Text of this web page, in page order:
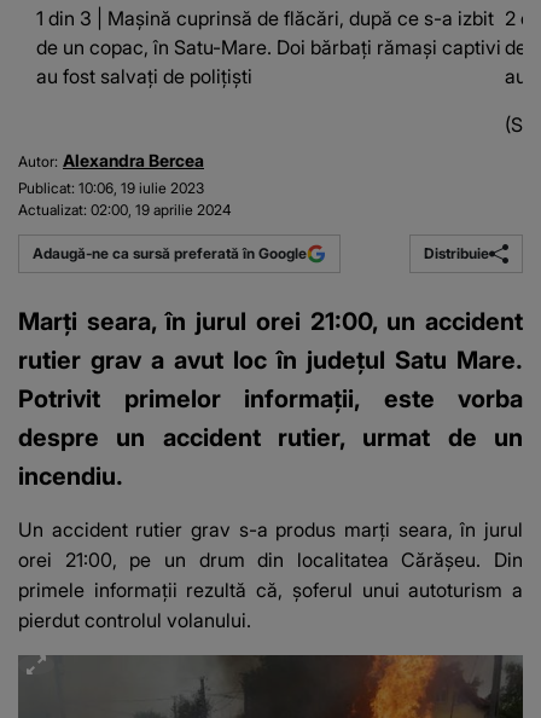
1 din 3 | Mașină cuprinsă de flăcări, după ce s-a izbit
de un copac, în Satu-Mare. Doi bărbați rămași captivi
au fost salvați de polițiști
2
de
au
Autor: Alexandra Bercea
Publicat: 10:06, 19 iulie 2023
Actualizat: 02:00, 19 aprilie 2024
Adaugă-ne ca sursă preferată în Google Distribuie
Marți seara, în jurul orei 21:00, un accident
rutier grav a avut loc în județul Satu Mare.
Potrivit primelor informații, este vorba
despre un accident rutier, urmat de un
incendiu.
Un accident rutier grav s-a produs marți seara, în jurul
orei 21:00, pe un drum din localitatea Cărășeu. Din
primele informații rezultă că, șoferul unui autoturism a
pierdut controlul volanului.